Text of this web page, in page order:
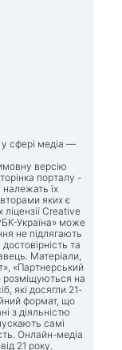
у сфері медіа —
версію
порталу -
належать їх
яких є
Creative
Україна» може
не підлягають
та
Матеріали,
«Партнерський
розміщуються на
які досягли 21-
формат, що
з діяльністю
самі
Онлайн-медіа
21 року.